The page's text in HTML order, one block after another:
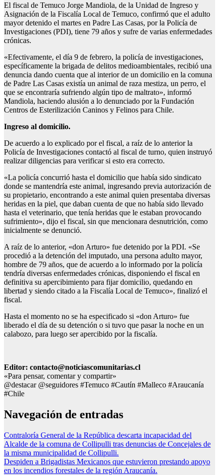
El fiscal de Temuco Jorge Mandiola, de la Unidad de Ingreso y
Asignación de la Fiscalía Local de Temuco, confirmó que el adulto
mayor detenido el martes en Padre Las Casas, por la Policía de
Investigaciones (PDI), tiene 79 años y sufre de varias enfermedades
crónicas.
«Efectivamente, el día 9 de febrero, la policía de investigaciones,
específicamente la brigada de delitos medioambientales, recibió una
denuncia dando cuenta que al interior de un domicilio en la comuna
de Padre Las Casas existía un animal de raza mestiza, un perro, el
que se encontraría sufriendo algún tipo de maltrato», informó
Mandiola, haciendo alusión a lo denunciado por la Fundación
Centros de Esterilización Caninos y Felinos para Chile.
Ingreso al domicilio.
De acuerdo a lo explicado por el fiscal, a raíz de lo anterior la
Policía de Investigaciones contactó al fiscal de turno, quien instruyó
realizar diligencias para verificar si esto era correcto.
«La policía concurrió hasta el domicilio que había sido sindicato
donde se mantendría este animal, ingresando previa autorización de
su propietario, encontrando a este animal quien presentaba diversas
heridas en la piel, que daban cuenta de que no había sido llevado
hasta el veterinario, que tenía heridas que le estaban provocando
sufrimiento», dijo el fiscal, sin que mencionara desnutrición, como
inicialmente se denunció.
A raíz de lo anterior, «don Arturo» fue detenido por la PDI. «Se
procedió a la detención del imputado, una persona adulto mayor,
hombre de 79 años, que de acuerdo a lo informado por la policía
tendría diversas enfermedades crónicas, disponiendo el fiscal en
definitiva su apercibimiento para fijar domicilio, quedando en
libertad y siendo citado a la Fiscalía Local de Temuco», finalizó el
fiscal.
Hasta el momento no se ha especificado si «don Arturo» fue
liberado el día de su detención o si tuvo que pasar la noche en un
calabozo, para luego ser apercibido por la fiscalía.
Editor: contacto@noticiascomunitarias.cl
«Para pensar, comentar y compartir»
@destacar @seguidores #Temuco #Cautín #Malleco #Araucanía
#Chile
Navegación de entradas
Contraloría General de la República descarta incapacidad del
Alcalde de la comuna de Collipulli tras denuncias de Concejales de
la misma municipalidad de Collipulli.
Despiden a Brigadistas Mexicanos que estuvieron prestando apoyo
en los incendios forestales de la región Araucanía.